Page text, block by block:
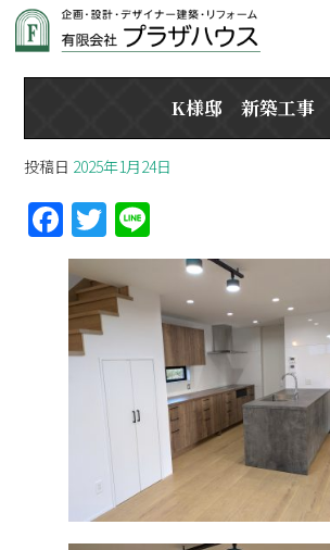
K様邸 新築工事
K様邸 新築工事
投稿日 2025年1月24日
F
a
ce
b
o
T
w
itt
er
n
e